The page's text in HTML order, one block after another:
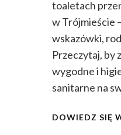
toaletach
w Trójmieście
wskazówki,
Przeczytaj, by
wygodne i
sanitarne na
DOWIEDZ SIĘ